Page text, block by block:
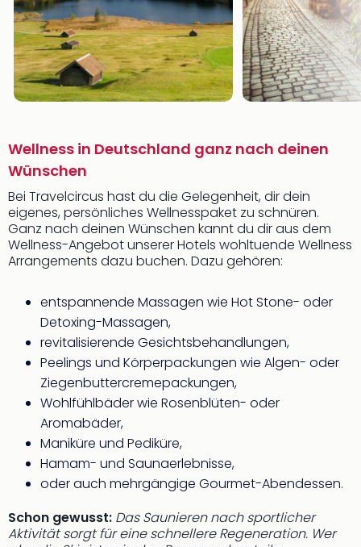
Wellness in Deutschland ganz nach deinen
Wünschen
Bei Travelcircus hast du die Gelegenheit, dir dein
eigenes, persönliches Wellnesspaket zu schnüren.
Ganz nach deinen Wünschen kannt du dir aus dem
Wellness-Angebot unserer Hotels wohltuende Wellness
Arrangements dazu buchen. Dazu gehören:
entspannende Massagen wie Hot Stone- oder
Detoxing-Massagen,
revitalisierende Gesichtsbehandlungen,
Peelings und Körperpackungen wie Algen- oder
Ziegenbuttercremepackungen,
Wohlfühlbäder wie Rosenblüten- oder
Aromabäder,
Maniküre und Pediküre,
Hamam- und Saunaerlebnisse,
oder auch mehrgängige Gourmet-Abendessen.
Schon gewusst: Das Saunieren nach sportlicher
Aktivität sorgt für eine schnellere Regeneration. Wer